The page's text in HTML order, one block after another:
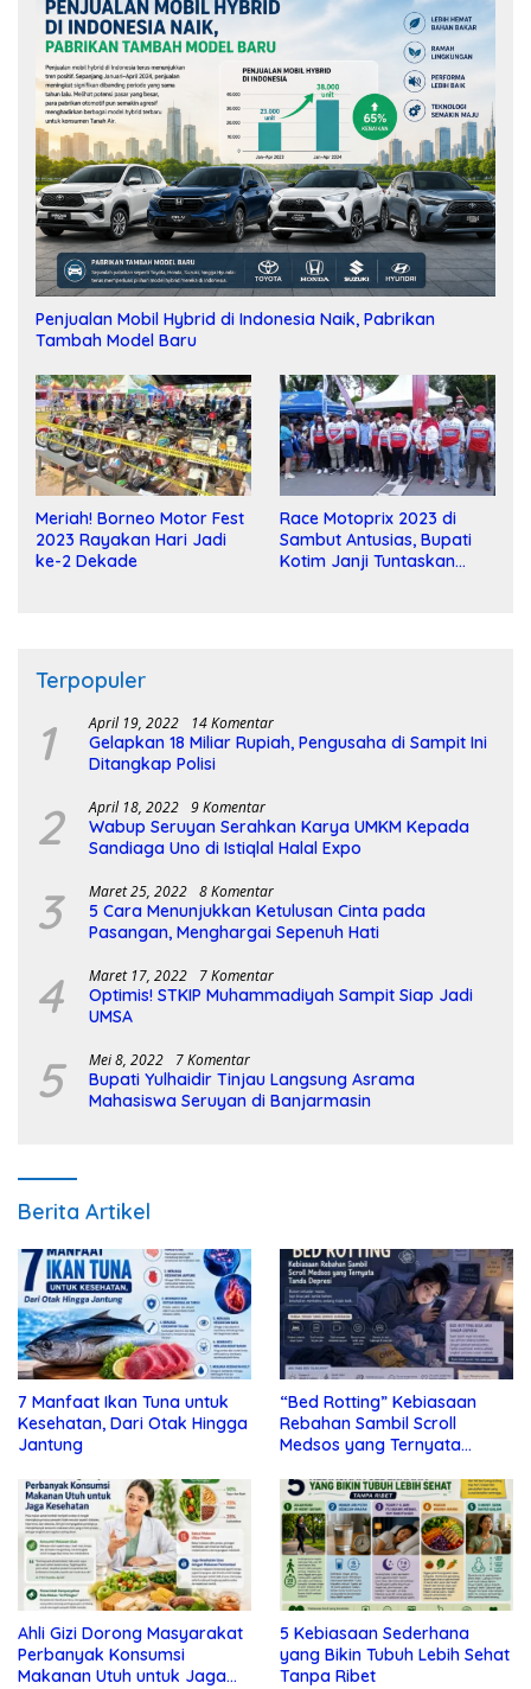
Penjualan Mobil Hybrid di Indonesia Naik, Pabrikan
Tambah Model Baru
Meriah! Borneo Motor Fest
2023 Rayakan Hari Jadi
ke-2 Dekade
Race Motoprix 2023 di
Sambut Antusias, Bupati
Kotim Janji Tuntaskan
Terpopuler
1 April 19, 2022 14 Komentar
Gelapkan 18 Miliar Rupiah, Pengusaha di Sampit Ini
Ditangkap Polisi
2 April 18, 2022 9 Komentar
Wabup Seruyan Serahkan Karya UMKM Kepada
Sandiaga Uno di Istiqlal Halal Expo
3 Maret 25, 2022 8 Komentar
5 Cara Menunjukkan Ketulusan Cinta pada
Pasangan, Menghargai Sepenuh Hati
4 Maret 17, 2022 7 Komentar
Optimis! STKIP Muhammadiyah Sampit Siap Jadi
UMSA
5 Mei 8, 2022 7 Komentar
Bupati Yulhaidir Tinjau Langsung Asrama
Mahasiswa Seruyan di Banjarmasin
Berita Artikel
7 Manfaat Ikan Tuna untuk
Kesehatan, Dari Otak Hingga
Jantung
“Bed Rotting” Kebiasaan
Rebahan Sambil Scroll
Medsos yang Ternyata
Ahli Gizi Dorong Masyarakat
Perbanyak Konsumsi
Makanan Utuh untuk Jaga
5 Kebiasaan Sederhana
yang Bikin Tubuh Lebih Sehat
Tanpa Ribet